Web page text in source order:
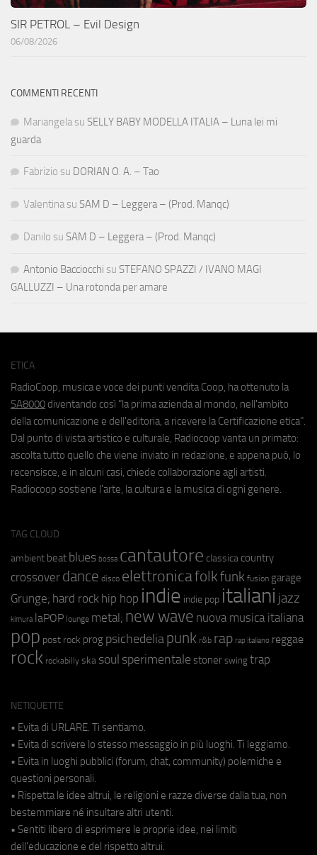
SIR PETROL – Evil Design
06/08/2026
COMMENTI RECENTI
Mariangela su SELLY BABY MODELLA ITALIA – Luna lei mi
guarda
Fabrizio su DORIAN O. A. – Tao
Valentina su SAM D – Leggera – (Prod. Manqc)
Danilo su SAM D – Leggera – (Prod. Manqc)
Antonio Bacciocchi su STEFANO SPAZZI / IVANO MAGI
GALLUZZI – Una rotonda per amare
ETICA
RadioCoop, musica e voce dei punti vendita Coop, ha ottenuto la
SA8000 diventando così "la prima azienda al mondo, nell'ambito
della comunicazione e dell'editoria, a ricevere la Certificazione etica".
Dal punto di vista artistico e culturale, Radiocoop vanta un primato:
ascolta tutto quello che viene inviato in redazione, e appena può, lo
recensisce, e in alcuni casi, chiede collaborazione agli artisti.
Radiocoop sostiene l'arte, la cultura e la musica di ogni genere.
TAG CLOUD
ambient beat blues bossa cantautore classica country
crossover dance disco elettronicafolkfunk fusion garage
Grunge; hard rock hip hop indie indie pop italiani jazz
kimura laPOP lounge metal; new wave nuova musica italiana
pop post rock prog psichedeliapunk r&b rap rap italiano reggae
rock rockabilly ska soul sperimentale stoner swing trap
NETIQUETTE
• Evita di URLARE. Ti sentiamo.
• Evita di scrivere lo stesso messaggio in più luoghi. Ti leggiamo.
• Evita in luoghi pubblici (forum, chat, community) polemiche e
questioni personali.
• Rispetta le idee altrui, le religioni e razze diverse dalla tua, non
bestemmiare né insultare altri utenti.
• Sentiti libero di esprimere le proprie idee, nei limiti
dell'educazione e del rispetto altrui.